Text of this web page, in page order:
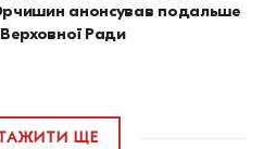
анонсував подальше
Ради
ЩЕ